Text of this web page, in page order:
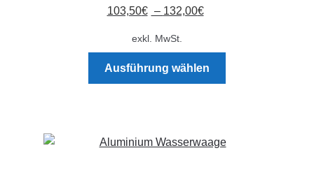
103,50€ – 132,00€
exkl. MwSt.
Ausführung wählen
auf.